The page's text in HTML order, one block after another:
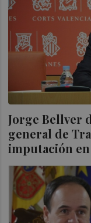
Jorge Bellver
general de
imputación en